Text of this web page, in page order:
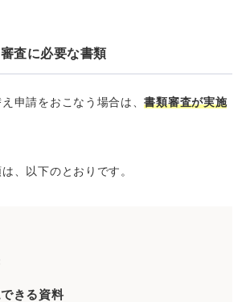
査に必要な書類
申請をおこなう場合は、書類審査が実施
、以下のとおりです。
きる資料